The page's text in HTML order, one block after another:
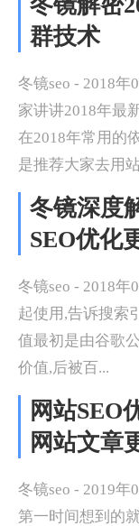
群技术
冬镜seo - 2018年
家讲讲2018年最
在2018年常用的
是推荐大家去用
冬镜深度
SEO优化
冬镜seo - 2018
起使用,告诉搜索
值最初是由谷歌
价值,后被百...
网站SEO
网站文章
冬镜seo - 2019年
第一时间想到的